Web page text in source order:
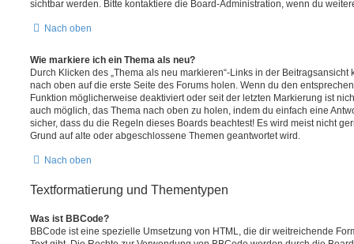
sichtbar werden. Bitte kontaktiere die Board-Administration, wenn du
Nach oben
Wie markiere ich ein Thema als neu?
Durch Klicken des „Thema als neu markieren“-Links in der
nach oben auf die erste Seite des Forums holen. Wenn du den
Funktion möglicherweise deaktiviert oder seit der letzten Markierung ist
auch möglich, das Thema nach oben zu holen, indem du einfach eine
sicher, dass du die Regeln dieses Boards beachtest! Es wird meist nicht
Grund auf alte oder abgeschlossene Themen geantwortet wird.
Nach oben
Textformatierung und Thementypen
Was ist BBCode?
BBCode ist eine spezielle Umsetzung von HTML, die dir weitreichende